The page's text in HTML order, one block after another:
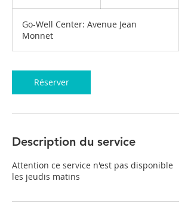
i
n
Go-Well Center: Avenue Jean
Monnet
Réserver
Description du service
Attention ce service n'est pas disponible
les jeudis matins